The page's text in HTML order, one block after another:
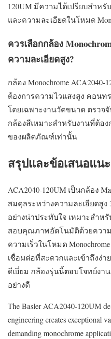
120UM มีความได้เปรียบสำห
และความละเอียดในโหมด
ควรเลือกกล้อง
ความละเอียดสูง?
กล้อง Monochrome
ต้องการความไวแสงสูง คอนท
โดยเฉพาะงานวัดขนาด ตรว
กล้องสีเหมาะสำหรับงานที่ต้อ
ของผลิตภัณฑ์เท่านั้น
สรุปและข้อเสนอแนะ
ACA2040-120UM เป็นกล้อง
สมดุลระหว่างความละเอียดสูง
อย่างน่าประทับใจ เหมาะสำห
สอบคุณภาพอัตโนมัติด้วยความ
ความเร็วในโหมด
เชื่อมต่อที่สะดวกและเข้าถึงง่า
ดีเยี่ยม กล้องรุ่นนี้ตอบโจทย์ง
อย่างดี
The Basler ACA2040-120UM
engineering creates exceptional
demanding monochrome